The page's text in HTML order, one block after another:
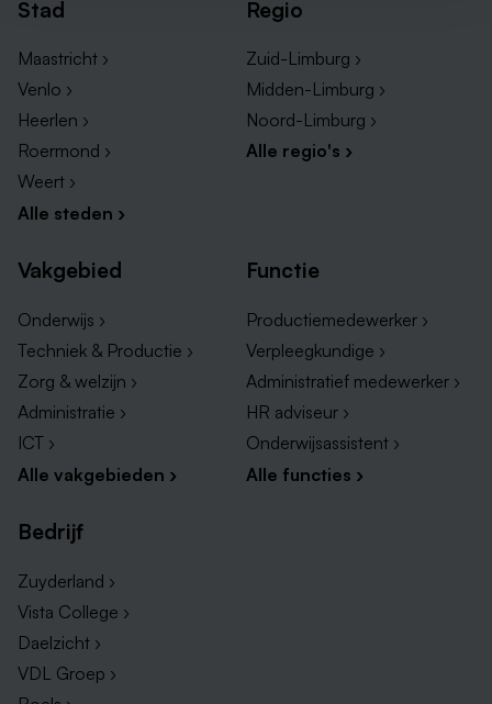
Stad
Maastricht ›
Venlo ›
Heerlen ›
Roermond ›
Weert ›
Alle steden ›
Regio
Zuid-Limburg ›
Midden-Limburg ›
Noord-Limburg ›
Alle regio's ›
Vakgebied
Onderwijs ›
Techniek & Productie ›
Zorg & welzijn ›
Administratie ›
ICT ›
Alle vakgebieden ›
Functie
Productiemedewerker ›
Verpleegkundige ›
Administratief medewerker ›
HR adviseur ›
Onderwijsassistent ›
Alle functies ›
Bedrijf
Zuyderland ›
Vista College ›
Daelzicht ›
VDL Groep ›